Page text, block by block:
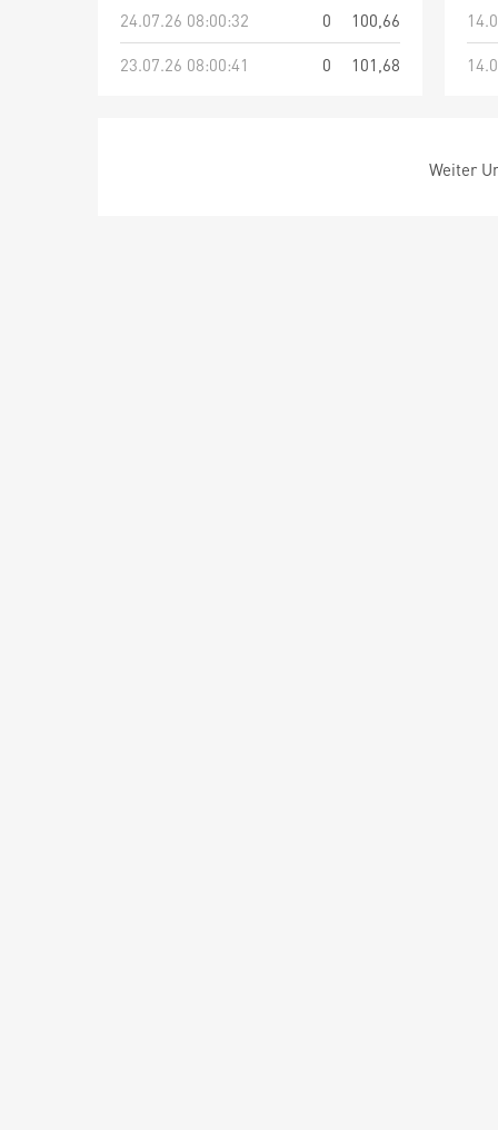
24.07.26 08:00:32
0
100,66
23.07.26 08:00:41
0 101,68
Weiter